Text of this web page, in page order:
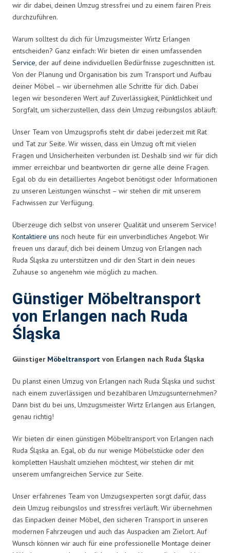
wir dir dabei, deinen Umzug stressfrei und zu einem fairen Preis
durchzuführen.
Warum solltest du dich für Umzugsmeister Wirtz Erlangen
entscheiden? Ganz einfach: Wir bieten dir einen umfassenden
Service, der auf deine individuellen Bedürfnisse zugeschnitten ist.
Von der Planung und Organisation bis zum Transport und Aufbau
deiner Möbel – wir übernehmen alle Schritte für dich. Dabei
legen wir besonderen Wert auf Zuverlässigkeit, Pünktlichkeit und
Sorgfalt, um sicherzustellen, dass dein Umzug reibungslos abläuft.
Unser Team von Umzugsprofis steht dir dabei jederzeit mit Rat
und Tat zur Seite. Wir wissen, dass ein Umzug oft mit vielen
Fragen und Unsicherheiten verbunden ist. Deshalb sind wir für dich
immer erreichbar und beantworten dir gerne alle deine Fragen.
Egal ob du ein detailliertes Angebot benötigst oder Informationen
zu unseren Leistungen wünschst – wir stehen dir mit unserem
Fachwissen zur Verfügung.
Überzeuge dich selbst von unserer Qualität und unserem Service!
Kontaktiere uns noch heute für ein unverbindliches Angebot. Wir
freuen uns darauf, dich bei deinem Umzug von Erlangen nach
Ruda Śląska zu unterstützen und dir den Start in dein neues
Zuhause so angenehm wie möglich zu machen.
Günstiger Möbeltransport
von Erlangen nach Ruda
Śląska
Günstiger Möbeltransport von Erlangen nach Ruda Śląska
Du planst einen Umzug von Erlangen nach Ruda Śląska und suchst
nach einem zuverlässigen und bezahlbaren Umzugsunternehmen?
Dann bist du bei uns, Umzugsmeister Wirtz Erlangen aus Erlangen,
genau richtig!
Wir bieten dir einen günstigen Möbeltransport von Erlangen nach
Ruda Śląska an. Egal, ob du nur wenige Möbelstücke oder den
kompletten Haushalt umziehen möchtest, wir stehen dir mit
unserem umfangreichen Service zur Seite.
Unser erfahrenes Team von Umzugsexperten sorgt dafür, dass
dein Umzug reibungslos und stressfrei verläuft. Wir übernehmen
das Einpacken deiner Möbel, den sicheren Transport in unseren
modernen Fahrzeugen und auch das Auspacken am Zielort. Auf
Wunsch können wir auch für eine professionelle Montage deiner